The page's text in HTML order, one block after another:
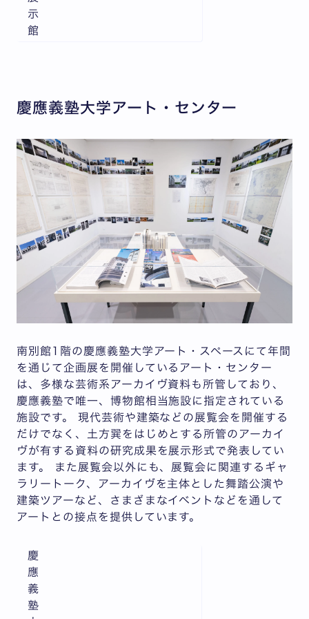
示
館
慶應義塾大学アート・センター
南別館1階の慶應義塾大学アート・スペースにて年間
を通じて企画展を開催しているアート・センター
は、多様な芸術系アーカイヴ資料も所管しており、
慶應義塾で唯一、博物館相当施設に指定されている
施設です。 現代芸術や建築などの展覧会を開催する
だけでなく、土方巽をはじめとする所管のアーカイ
ヴが有する資料の研究成果を展示形式で発表してい
ます。 また展覧会以外にも、展覧会に関連するギャ
ラリートーク、アーカイヴを主体とした舞踏公演や
建築ツアーなど、さまざまなイベントなどを通して
アートとの接点を提供しています。
慶
應
義
塾